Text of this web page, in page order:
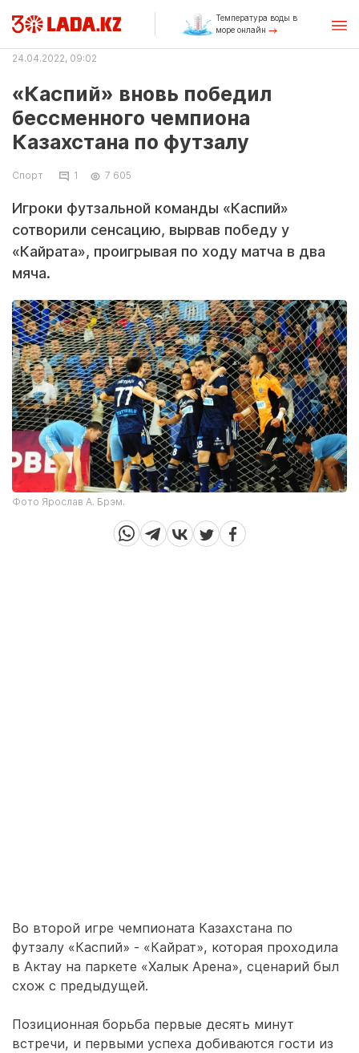
Температура воды в
море онлайн
24.04.2022, 09:02
«Каспий» вновь победил
бессменного чемпиона
Казахстана по футзалу
Спорт 1 7 605
Игроки футзальной команды «Каспий»
сотворили сенсацию, вырвав победу у
«Кайрата», проигрывая по ходу матча в два
мяча.
Фото Ярослав А. Брэм.
Во второй игре чемпионата Казахстана по
футзалу «Каспий» - «Кайрат», которая проходила
в Актау на паркете «Халык Арена», сценарий был
схож с предыдущей.
Позиционная борьба первые десять минут
встречи, и первыми успеха добиваются гости из